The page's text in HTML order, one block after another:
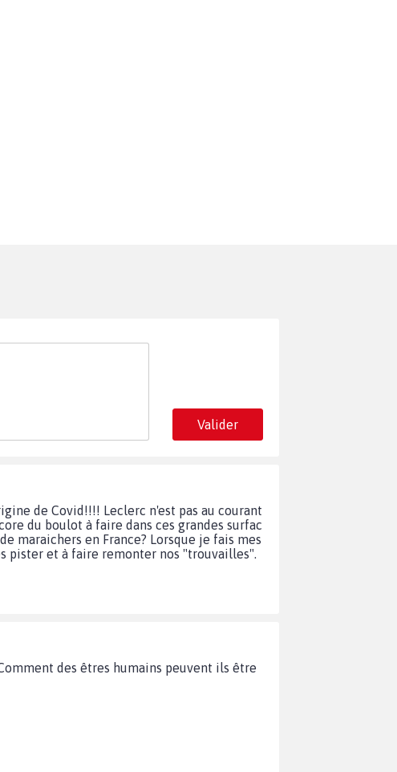
Valider
de Covid!!!! Leclerc n'est pas au courant
du boulot à faire dans ces grandes surfac
maraichers en France? Lorsque je fais mes
pister et à faire remonter nos "trouvailles".
des êtres humains peuvent ils être